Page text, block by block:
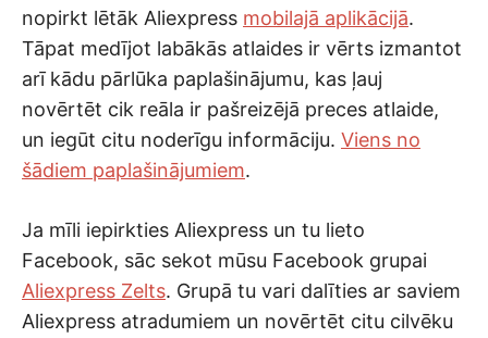
nopirkt lētāk Aliexpress mobilajā aplikācijā.
Tāpat medījot labākās atlaides ir vērts izmantot
arī kādu pārlūka paplašinājumu, kas ļauj
novērtēt cik reāla ir pašreizējā preces atlaide,
un iegūt citu noderīgu informāciju. Viens no
šādiem paplašinājumiem.
Ja mīli iepirkties Aliexpress un tu lieto
Facebook, sāc sekot mūsu Facebook grupai
Aliexpress Zelts. Grupā tu vari dalīties ar saviem
Aliexpress atradumiem un novērtēt citu cilvēku